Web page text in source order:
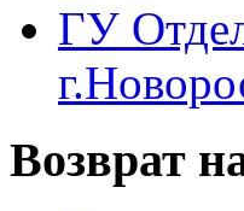
ГУ
Возврат